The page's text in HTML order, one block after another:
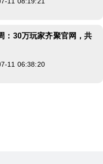
：30万玩家齐聚官网，共
11 06:38:20